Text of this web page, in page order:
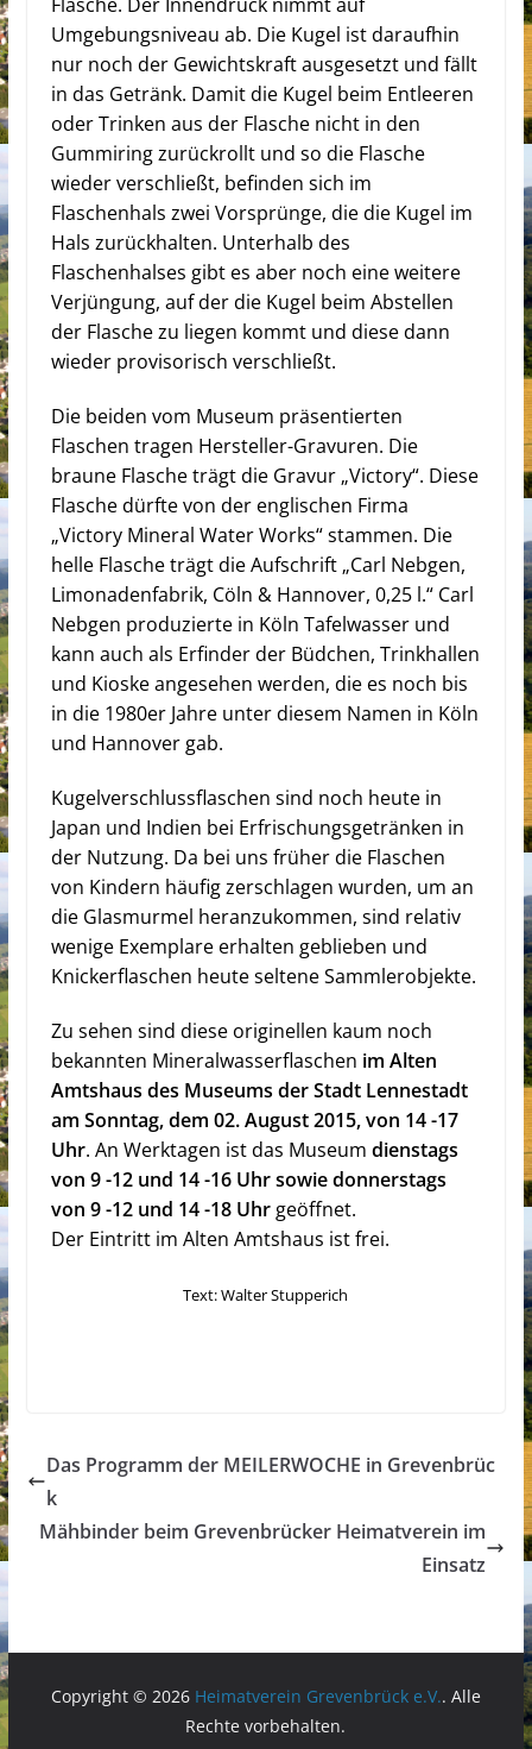
Umgebungsniveau ab. Die Kugel ist daraufhin
nur noch der Gewichtskraft ausgesetzt und fällt
in das Getränk. Damit die Kugel beim Entleeren
oder Trinken aus der Flasche nicht in den
Gummiring zurückrollt und so die Flasche
wieder verschließt, befinden sich im
Flaschenhals zwei Vorsprünge, die die Kugel im
Hals zurückhalten. Unterhalb des
Flaschenhalses gibt es aber noch eine weitere
Verjüngung, auf der die Kugel beim Abstellen
der Flasche zu liegen kommt und diese dann
wieder provisorisch verschließt.
Die beiden vom Museum präsentierten
Flaschen tragen Hersteller-Gravuren. Die
braune Flasche trägt die Gravur „Victory“. Diese
Flasche dürfte von der englischen Firma
„Victory Mineral Water Works“ stammen. Die
helle Flasche trägt die Aufschrift „Carl Nebgen,
Limonadenfabrik, Cöln & Hannover, 0,25 l.“ Carl
Nebgen produzierte in Köln Tafelwasser und
kann auch als Erfinder der Büdchen, Trinkhallen
und Kioske angesehen werden, die es noch bis
in die 1980er Jahre unter diesem Namen in Köln
und Hannover gab.
Kugelverschlussflaschen sind noch heute in
Japan und Indien bei Erfrischungsgetränken in
der Nutzung. Da bei uns früher die Flaschen
von Kindern häufig zerschlagen wurden, um an
die Glasmurmel heranzukommen, sind relativ
wenige Exemplare erhalten geblieben und
Knickerflaschen heute seltene Sammlerobjekte.
Zu sehen sind diese originellen kaum noch
bekannten Mineralwasserflaschen im Alten
Amtshaus des Museums der Stadt Lennestadt
am Sonntag, dem 02. August 2015, von 14 -17
Uhr. An Werktagen ist das Museum dienstags
von 9 -12 und 14 -16 Uhr sowie donnerstags
von 9 -12 und 14 -18 Uhrgeöffnet.
Der Eintritt im Alten Amtshaus ist frei.
Text: Walter Stupperich
Das Programm der MEILERWOCHE in Grevenbrüc
k
Mähbinder beim Grevenbrücker Heimatverein im
Einsatz
Copyright © 2026 Heimatverein Grevenbrück e.V.. Alle
Rechte vorbehalten.